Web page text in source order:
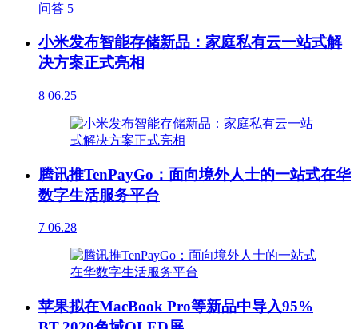
问答 5
小米发布智能存储新品：家庭私有云一站式解
决方案正式亮相
8 06.25
腾讯推TenPayGo：面向境外人士的一站式在华
数字生活服务平台
7 06.28
苹果拟在MacBook Pro等新品中导入95%